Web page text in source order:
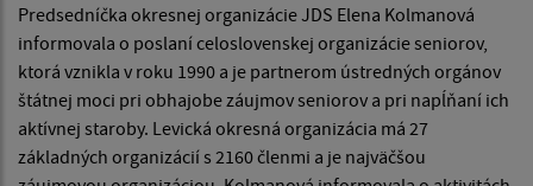
Predsedníčka okresnej organizácie JDS Elena Kolmanová
informovala o poslaní celoslovenskej organizácie seniorov,
ktorá vznikla v roku 1990 a je partnerom ústredných orgánov
štátnej moci pri obhajobe záujmov seniorov a pri napĺňaní ich
aktívnej staroby. Levická okresná organizácia má 27
základných organizácií s 2160 členmi a je najväčšou